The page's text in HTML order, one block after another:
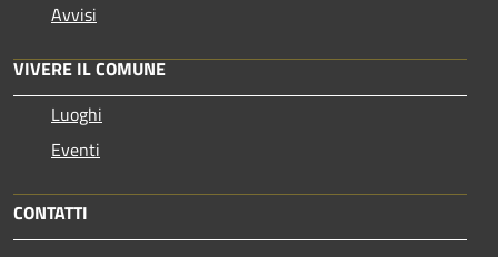
Avvisi
VIVERE IL COMUNE
Luoghi
Eventi
CONTATTI